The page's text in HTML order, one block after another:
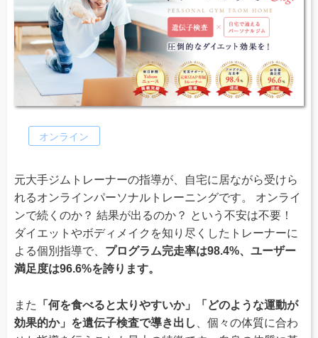
オンライン
元大手ジムトレーナーの指導が、自宅に居ながら受けら
れるオンラインパーソナルトレーニングです。 オンライ
ンで続くのか？ 結果が出るのか？ という不安は不要！
ダイエットやボディメイクを知り尽くしたトレーナーに
よる個別指導で、 プログラム完走率は98.4%、ユーザー
満足度は96.6%を誇ります。
また
「何を食べると太りやすいか」「どのような運動が
効果的か」を遺伝子検査で導き出し
、個々の体質に合わ